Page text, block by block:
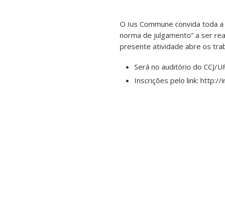
O Ius Commune convida toda
norma de julgamento” a ser
presente atividade abre os
Será no auditório do CCJ/
Inscrições pelo link: http://